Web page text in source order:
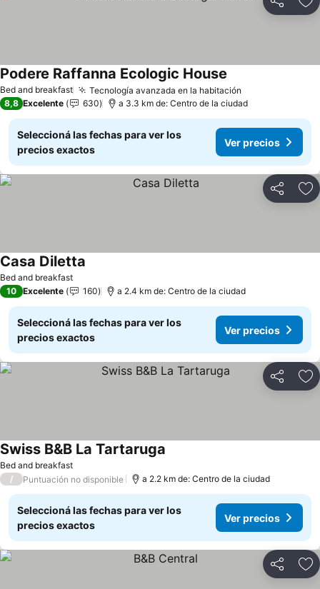
Compartir
Bed and breakfast Tecnología avanzada en la habitación
Podere Raffanna Ecologic House
8,8 Excelente 630 a 3.3 km de: Centro de la ciudad
Seleccioná las fechas para ver los
precios exactos
Ver precios
Compartir
Bed and breakfast
Casa Diletta
10 Excelente 160 a 2.4 km de: Centro de la ciudad
Seleccioná las fechas para ver los
precios exactos
Ver precios
Compartir
Bed and breakfast
Swiss B&B La Tartaruga
/ Puntuación no disponible a 2.2 km de: Centro de la ciudad
Seleccioná las fechas para ver los
precios exactos
Ver precios
Compartir